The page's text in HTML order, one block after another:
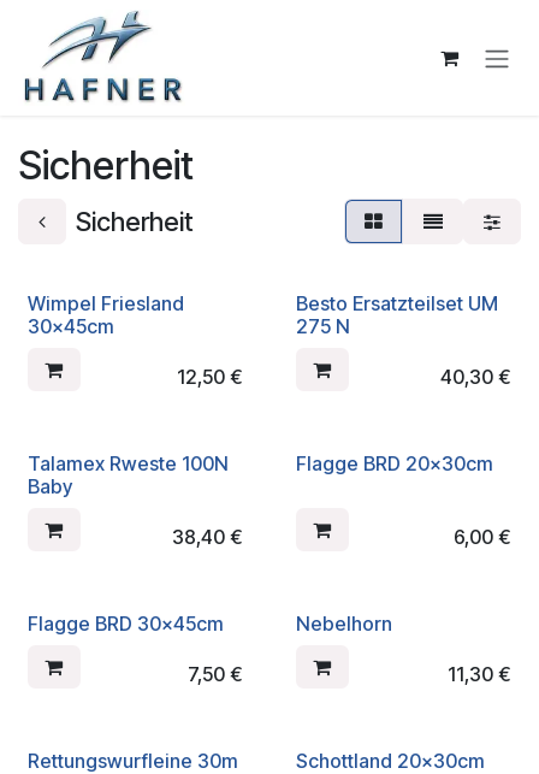
Zum Inhalt springen
Sicherheit
Sicherheit
Wimpel Friesland
30x45cm
12,50€
Besto Ersatzteilset UM
275 N
40,30€
Talamex Rweste 100N
Baby
38,40€
Flagge BRD 20x30cm
6,00€
Flagge BRD 30x45cm
7,50€
Nebelhorn
11,30€
Rettungswurfleine 30m Schottland 20x30cm